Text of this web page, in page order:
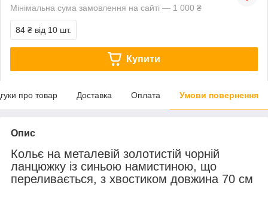
Мінімальна сума замовлення на сайті — 1 000 ₴
84 ₴ від 10 шт.
Купити
про товар Доставка Оплата Умови повернення
Опис
Кольє на металевій золотистій чорній
ланцюжку із синьою намистиною, що
переливається, з хвостиком довжина 70 см